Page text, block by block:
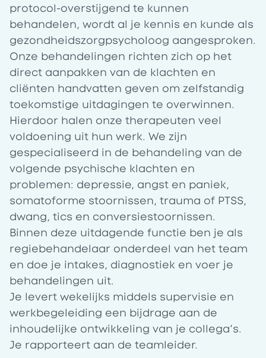
protocol-overstijgend te kunnen
behandelen, wordt al je kennis en kunde als
gezondheidszorgpsycholoog aangesproken.
Onze behandelingen richten zich op het
direct aanpakken van de klachten en
cliënten handvatten geven om zelfstandig
toekomstige uitdagingen te overwinnen.
Hierdoor halen onze therapeuten veel
voldoening uit hun werk. We zijn
gespecialiseerd in de behandeling van de
volgende psychische klachten en
problemen: depressie, angst en paniek,
somatoforme stoornissen, trauma of PTSS,
dwang, tics en conversiestoornissen.
Binnen deze uitdagende functie ben je als
regiebehandelaar onderdeel van het team
en doe je intakes, diagnostiek en voer je
behandelingen uit.
Je levert wekelijks middels supervisie en
werkbegeleiding een bijdrage aan de
inhoudelijke ontwikkeling van je collega’s.
Je rapporteert aan de teamleider.